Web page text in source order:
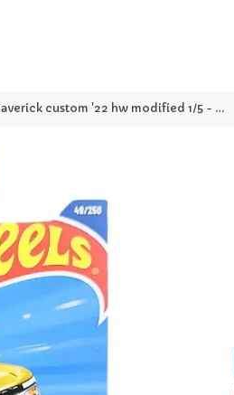
custom '22 hw modified 1/5 - hot wheels basico